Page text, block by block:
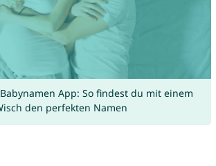
App: So findest du mit einem
den perfekten Namen